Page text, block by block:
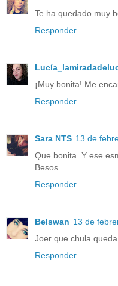
Te ha quedado muy
Responder
¡Muy bonita! Me
Responder
Sara NTS 13 de
Que bonita. Y ese
Besos
Responder
Belswan 13 de
Joer que chula
Responder